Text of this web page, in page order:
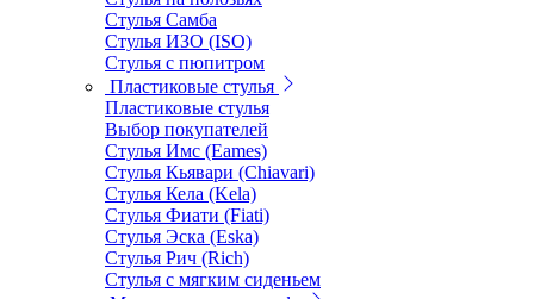
Стулья Самба
Стулья ИЗО (ISO)
Стулья с пюпитром
Пластиковые стулья
Пластиковые стулья
Выбор покупателей
Стулья Имс (Eames)
Стулья Кьявари (Chiavari)
Стулья Кела (Kela)
Стулья Фиати (Fiati)
Стулья Эска (Eska)
Стулья Рич (Rich)
Стулья с мягким сиденьем